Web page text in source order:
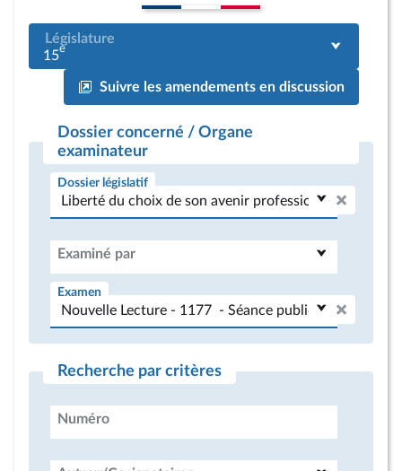
Législature
15e
Suivre les amendements en discussion
Dossier concerné / Organe
examinateur
Dossier législatif
Examiné par
Examen
Recherche par critères
Numéro